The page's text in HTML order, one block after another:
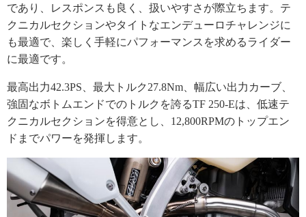
であり、レスポンスも良く、扱いやすさが際立ちます。テ
クニカルセクションやタイトなエンデューロチャレンジに
も最適で、楽しく手軽にパフォーマンスを求めるライダー
に最適です。
最高出力42.3PS、最大トルク27.8Nm、幅広い出力カーブ、
強固なボトムエンドでのトルクを誇るTF 250-Eは、低速テ
クニカルセクションを得意とし、12,800RPMのトップエン
ドまでパワーを発揮します。